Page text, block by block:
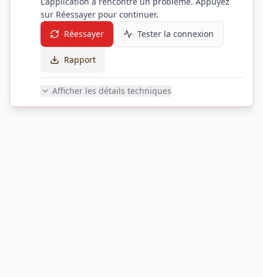
sur Réessayer pour continuer.
Réessayer
Tester la connexion
Rapport
Afficher les détails techniques